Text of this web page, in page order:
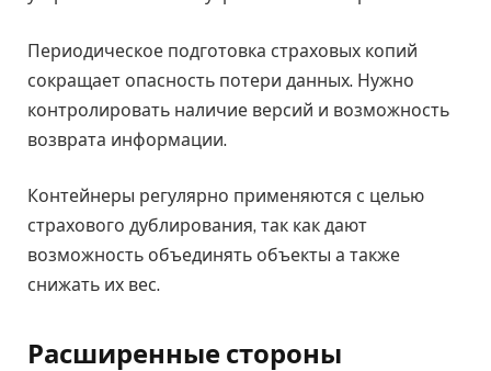
Периодическое подготовка страховых копий
сокращает опасность потери данных. Нужно
контролировать наличие версий и возможность
возврата информации.
Контейнеры регулярно применяются с целью
страхового дублирования, так как дают
возможность объединять объекты а также
снижать их вес.
Расширенные стороны